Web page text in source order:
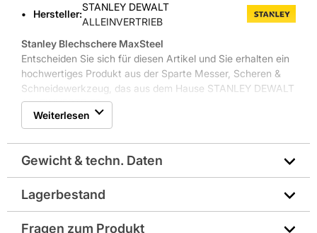
Hersteller:
STANLEY DEWALT
ALLEINVERTRIEB
Stanley Blechschere MaxSteel
Entscheiden Sie sich für diesen Artikel und Sie erhalten ein
hochwertiges Produkt aus der Sparte Messer, Scheren &
Schneidewerkzeug, das aus dem Hause STANLEY DEWALT
ALLEINVERTRIEB stammt.
Weiterlesen
Gewicht & techn. Daten
Hersteller-Art.-Nr.: GERADE - 2-14-563
Lagerbestand
Fragen zum Produkt